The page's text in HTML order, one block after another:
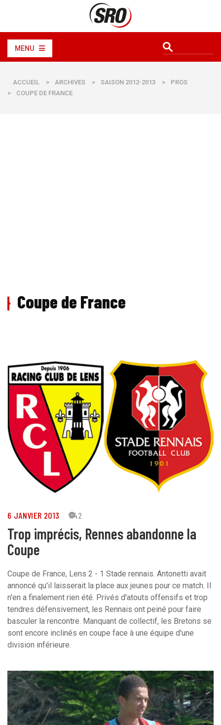
MENU
ACCUEIL > ARCHIVES > SAISON 2012-2013 >
PROS
>
COUPE DE FRANCE
Coupe de France
6 JANVIER 2013 142
Trop imprécis, Rennes abandonne la
Coupe
Coupe de France, Lens 2 - 1 Stade rennais. Antonetti avait
annoncé qu'il laisserait la place aux jeunes pour ce match. Il
n'en a finalement rien été. Privés d'atouts offensifs et trop
tendres défensivement, les Rennais ont peiné pour faire
basculer la rencontre. Manquant de collectif, les Bretons se
sont encore inclinés en coupe face à une équipe d'une
division inférieure.